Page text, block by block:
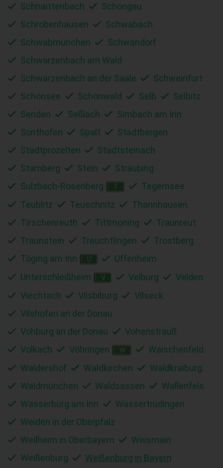
Schnaittenbach
Schongau
Schrobenhausen
Schwabach
Schwabmünchen
Schwandorf
Schwarzenbach am Wald
Schwarzenbach an der Saale
Schweinfurt
Schönsee
Schönwald Selb
Selbitz
Senden
Seßlach
Simbach am Inn
Sonthofen
Spalt
Stadtbergen
Stadtprozelten
Stadtsteinach
Starnberg
Stein
Straubing
Sulzbach-Rosenberg
T
Tegernsee
Teublitz
Teuschnitz
Thannhausen
Tirschenreuth
Tittmoning
Traunreut
Traunstein
Treuchtlingen
Trostberg
Töging am Inn
U
Uffenheim
Unterschleißheim
V Velburg
Velden
Viechtach
Vilsbiburg
Vilseck
Vilshofen an der Donau
Vohburg an der Donau
Vohenstrauß
Volkach
Vöhringen W
Waischenfeld
Waldershof
Waldkirchen
Waldkraiburg
Waldmünchen
Waldsassen
Wallenfels
Wasserburg am Inn
Wassertrüdingen
Weiden in der Oberpfalz
Weilheim in Oberbayern
Weismain
Weißenburg
Weißenburg in Bayern